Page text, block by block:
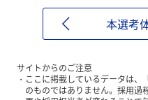
本選考
サイトからのご注意
ここに掲載しているデータは、
のものではありません。採用過